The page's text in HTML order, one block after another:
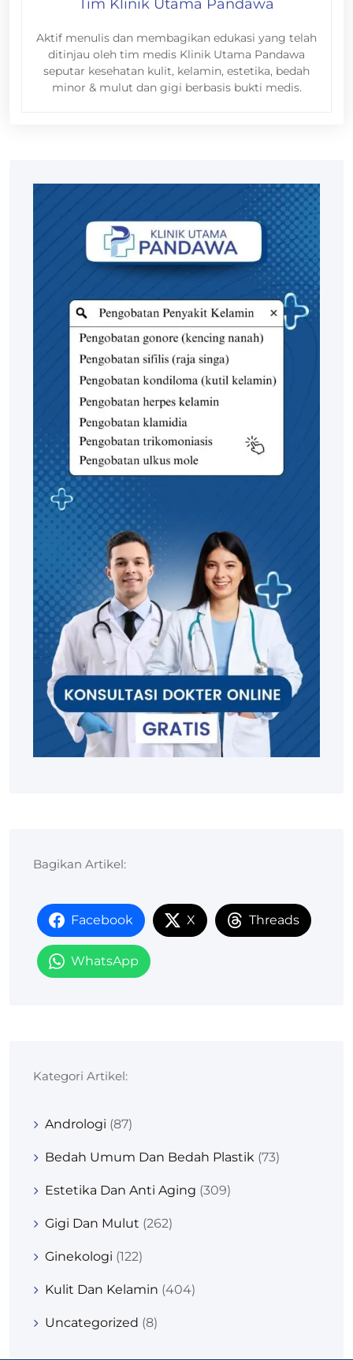
Tim Klinik Utama Pandawa
Aktif menulis dan membagikan edukasi yang telah
ditinjau oleh tim medis Klinik Utama Pandawa
seputar kesehatan kulit, kelamin, estetika, bedah
minor & mulut dan gigi berbasis bukti medis.
Bagikan Artikel:
Facebook X Threads
WhatsApp
Kategori Artikel:
Andrologi (87)
Bedah Umum Dan Bedah Plastik (73)
Estetika Dan Anti Aging (309)
Gigi Dan Mulut (262)
Ginekologi (122)
Kulit Dan Kelamin (404)
Uncategorized (8)